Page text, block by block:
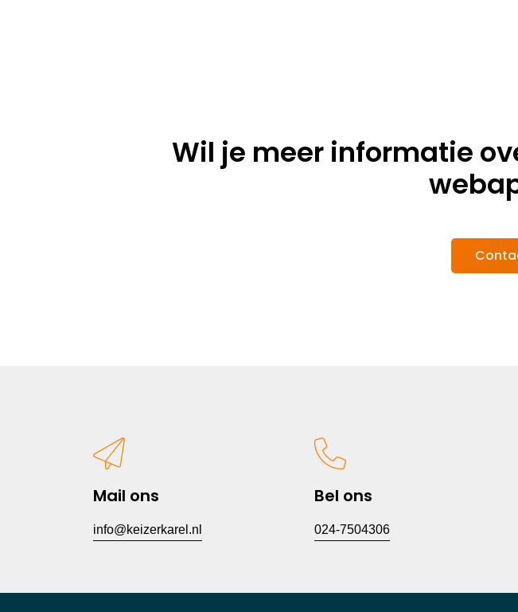
Wil je meer informatie
Mail ons
info@keizerkarel.nl
Bel ons
024-7504306